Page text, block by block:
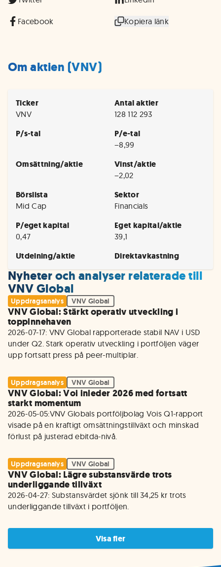
Facebook Kopiera länk
Om aktien (VNV)
Ticker
VNV
Antal aktier
128 112 293
P/s-tal P/e-tal
−8,99
Omsättning/aktie Vinst/aktie
−2,02
Börslista
Mid Cap
Sektor
Financials
P/eget kapital
0,47
Eget kapital/aktie
39,1
Utdelning/aktie Direktavkastning
Nyheter och analyser relaterade till
VNV Global
Uppdragsanalys VNV Global
VNV Global: Stärkt operativ utveckling i
toppinnehaven
2026-07-17: VNV Global rapporterade stabil NAV i USD
under Q2. Stark operativ utveckling i portföljen väger
upp fortsatt press på peer-multiplar.
Uppdragsanalys VNV Global
VNV Global: Voi inleder 2026 med fortsatt
starkt momentum
2026-05-05:VNV Globals portföljbolag Vois Q1-rapport
visade på en kraftigt omsättningstillväxt och minskad
förlust på justerad ebitda-nivå.
Uppdragsanalys VNV Global
VNV Global: Lägre substansvärde trots
underliggande tillväxt
2026-04-27: Substansvärdet sjönk till 34,25 kr trots
underliggande tillväxt i portföljen.
Visa fler